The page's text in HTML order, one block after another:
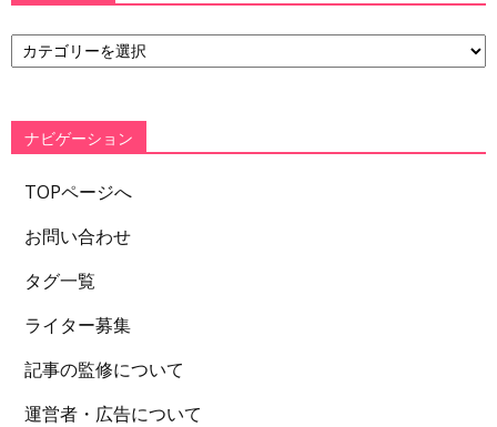
カ
テ
ー
ナビゲーション
TOPページへ
お問い合わせ
タグ一覧
ライター募集
記事の監修について
運営者・広告について